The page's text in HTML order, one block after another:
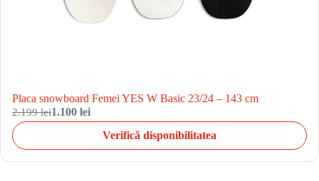
Placa snowboard Femei YES W Basic 23/24 – 143 cm
2.199 lei1.100 lei
Verifică disponibilitatea